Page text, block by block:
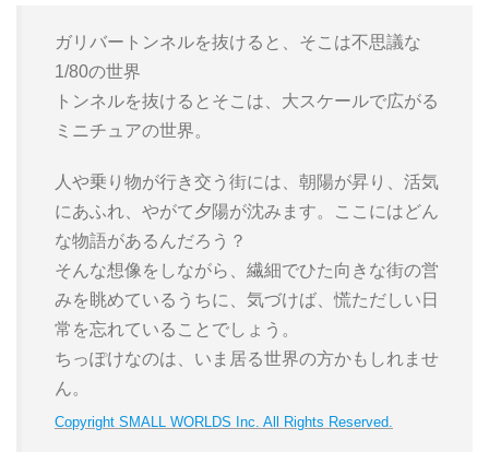
ガリバートンネルを抜けると、そこは不思議な
1/80の世界
トンネルを抜けるとそこは、大スケールで広がる
ミニチュアの世界。
人や乗り物が行き交う街には、朝陽が昇り、活気
にあふれ、やがて夕陽が沈みます。ここにはどん
な物語があるんだろう？
そんな想像をしながら、繊細でひた向きな街の営
みを眺めているうちに、気づけば、慌ただしい日
常を忘れていることでしょう。
ちっぽけなのは、いま居る世界の方かもしれませ
ん。
Copyright SMALL WORLDS Inc. All Rights Reserved.